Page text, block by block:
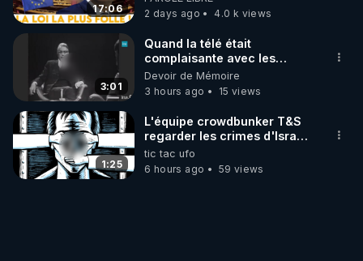
17:06
2 days ago
4.0 k views
3:01
Quand la télé était
complaisante avec les
pédophiles
Devoir de Mémoire
3 hours ago
15 views
1:25
L'équipe crowdbunker T&S
regarder les crimes d'Israël
depuis plus de 70 ans
accentuer par 424
tic tac ufo
6 hours ago
59 views